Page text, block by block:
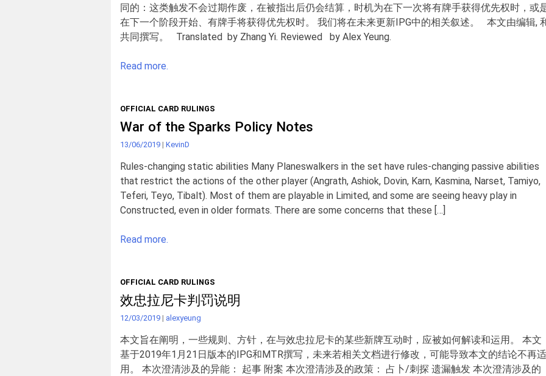
同的：这类触发不会过期作废，在被指出后仍会结算，时机为在下一次将有牌手获得优先权时，或
在下一个阶段开始、有牌手将获得优先权时。 我们将在未来更新IPG中的相关叙述。 本文由编辑,
共同撰写。 Translated by Zhang Yi. Reviewed by Alex Yeung.
Read more.
OFFICIAL CARD RULINGS
War of the Sparks Policy Notes
13/06/2019 | KevinD
Rules-changing static abilities Many Planeswalkers in the set have rules-changing passive abilities
that restrict the actions of the other player (Angrath, Ashiok, Dovin, Karn, Kasmina, Narset, Tamiyo,
Teferi, Teyo, Tibalt). Most of them are playable in Limited, and some are seeing heavy play in
Constructed, even in older formats. There are some concerns that these […]
Read more.
OFFICIAL CARD RULINGS
效忠拉尼卡判罚说明
12/03/2019 | alexyeung
本文旨在阐明，一些规则、方针，在与效忠拉尼卡的某些新牌互动时，应被如何解读和运用。 本文
基于2019年1月21日版本的IPG和MTR撰写，未来若相关文档进行修改，可能导致本文的结论不再适
用。 本次澄清涉及的异能： 起事 附案 本次澄清涉及的政策： 占卜/刺探 遗漏触发 本次澄清涉及的